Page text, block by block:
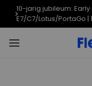
10-jarig jubileum:
E7/C7/Lotus/PortaGo |